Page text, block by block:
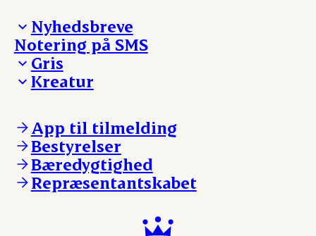
Nyhedsbreve
Madinspiration - nyhedsbrev
Notering på SMS
Gris
Ejerinformation
Nyheder
Login
Kreatur
Kontakt os
Notering
Nyheder
Login
App til tilmelding
Bestyrelser
Bæredygtighed
Repræsentantskabet